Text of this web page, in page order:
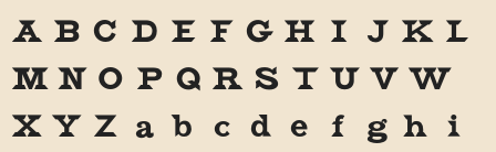
A B C D E F G H I J K L
M N O P Q R S T U V W
X Y Z a b c d e f g h i